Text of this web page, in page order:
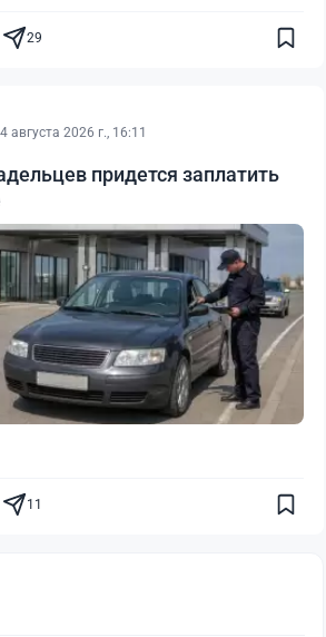
29
4 августа 2026 г., 16:11
придется заплатить
11